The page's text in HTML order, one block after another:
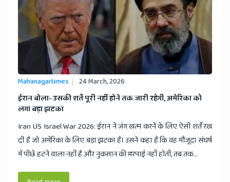
Mahanagartimes 24 March, 2026
​ईरान बोला- उसकी शर्ते पूरी नहीं होने तक जारी रहेगी, अमेरिका को
लगा बड़ा झटका
Iran US Israel War 2026: ईरान ने जंग खत्म करने के लिए ऐसी शर्ते रख
दी है जो अमेरिका के लिए बड़ा झटका है। उसने कहा है कि वह मौजूदा संघर्ष
में पीछे हटने वाला नहीं है और नुकसान की भरपाई नहीं होती, तब तक...